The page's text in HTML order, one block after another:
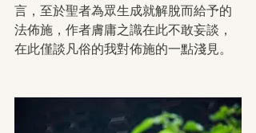
言，至於聖者為眾生成就解脫而給予的
法佈施，作者膚庸之識在此不敢妄談，
在此僅談凡俗的我對佈施的一點淺見。